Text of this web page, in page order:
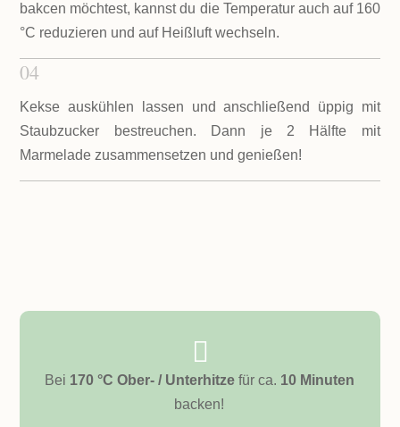
bakcen möchtest, kannst du die Temperatur auch auf 160
°C reduzieren und auf Heißluft wechseln.
04
Kekse auskühlen lassen und anschließend üppig mit
Staubzucker bestreuchen. Dann je 2 Hälfte mit
Marmelade zusammensetzen und genießen!

Bei 170 °C Ober- / Unterhitzefür ca. 10 Minuten
backen!